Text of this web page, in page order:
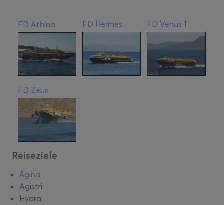
FD Athina FD Hermes FD Venus 1
FD Zeus
Reiseziele
Ägina
Agistri
Hydra